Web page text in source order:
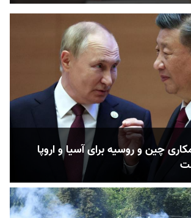
چین و روسیه برای آسیا و اروپا